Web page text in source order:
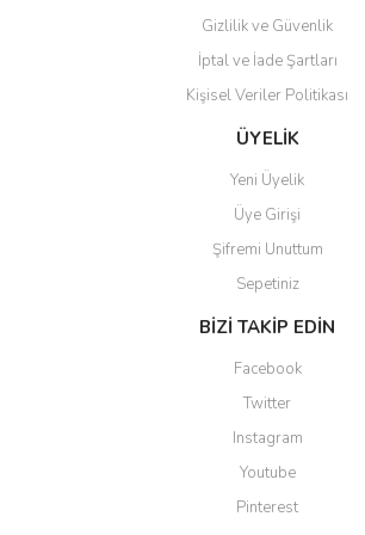
Gönder
Gizlilik ve Güvenlik
İptal ve İade Şartları
Kişisel Veriler Politikası
ÜYELİK
Yeni Üyelik
Üye Girişi
Şifremi Unuttum
Sepetiniz
BİZİ TAKİP EDİN
Facebook
Twitter
Instagram
Youtube
Pinterest